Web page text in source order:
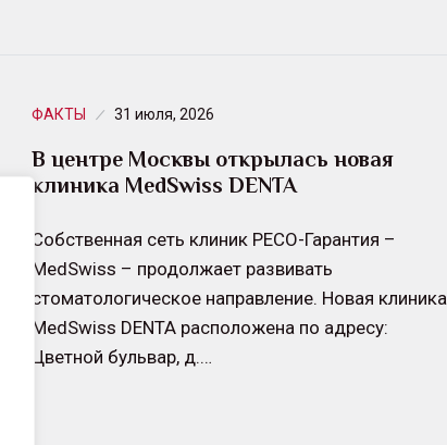
ФАКТЫ 31 июля, 2026
В центре Москвы открылась новая
клиника MedSwiss DENTA
Собственная сеть клиник РЕСО-Гарантия –
MedSwiss – продолжает развивать
стоматологическое направление. Новая клиника
MedSwiss DENTA расположена по адресу:
Цветной бульвар, д.…